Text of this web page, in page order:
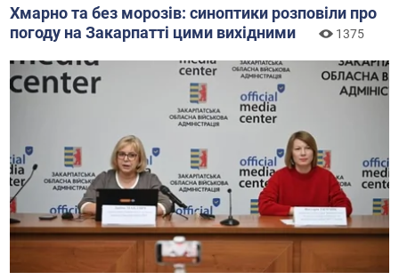
Хмарно та без морозів: синоптики розповіли про
погоду на Закарпатті цими вихідними
1375